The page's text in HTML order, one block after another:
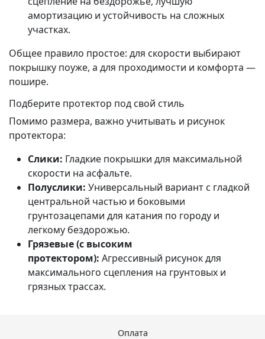
амортизацию и устойчивость на сложных
участках.
Общее правило простое: для скорости выбирают
покрышку поуже, а для проходимости и комфорта —
пошире.
Подберите протектор под свой стиль
Помимо размера, важно учитывать и рисунок
протектора:
Слики: Гладкие покрышки для максимальной
скорости на асфальте.
Полуслики: Универсальный вариант с гладкой
центральной частью и боковыми
грунтозацепами для катания по городу и
легкому бездорожью.
Грязевые (с высоким
протектором): Агрессивный рисунок для
максимального сцепления на грунтовых и
грязных трассах.
Оплата